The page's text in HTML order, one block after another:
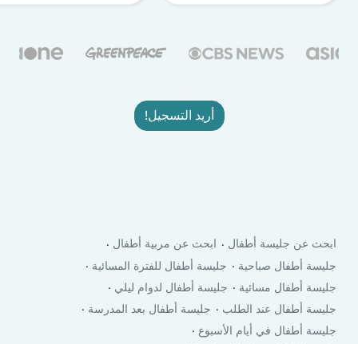
أريد التسجيل!
ابحث عن جليسة أطفال
ابحث عن مربية أطفال
جليسة أطفال صباحية
جليسة أطفال للفترة المسائية
جليسة أطفال مسائية
جليسة أطفال لدوام ليلي
جليسة أطفال عند الطلب
جليسة أطفال بعد المدرسة
جليسة أطفال في أيام الأسبوع